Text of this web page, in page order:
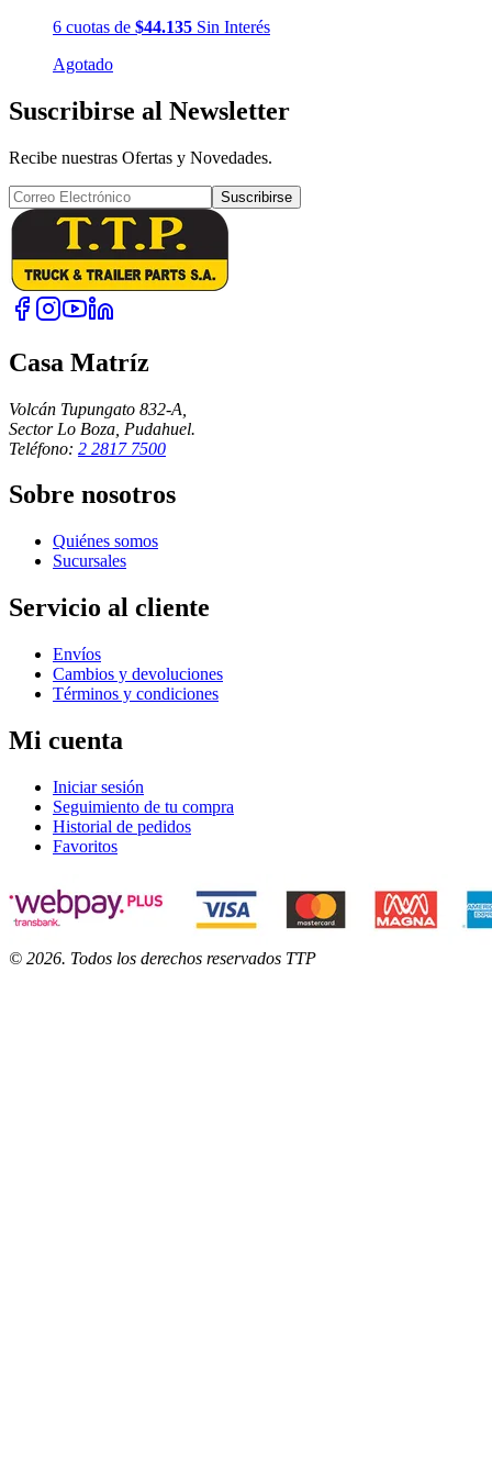
6 cuotas de $44.135 Sin Interés
Agotado
Suscribirse al Newsletter
Recibe nuestras Ofertas y Novedades.
Suscribirse
Casa Matríz
Volcán Tupungato 832-A,
Sector Lo Boza, Pudahuel.
Teléfono: 2 2817 7500
Sobre nosotros
Quiénes somos
Sucursales
Servicio al cliente
Envíos
Cambios y devoluciones
Términos y condiciones
Mi cuenta
Iniciar sesión
Seguimiento de tu compra
Historial de pedidos
Favoritos
© 2026. Todos los derechos reservados TTP